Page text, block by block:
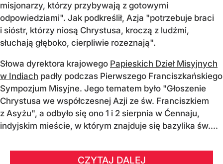
misjonarzy, którzy przybywają z gotowymi
odpowiedziami". Jak podkreślił, Azja "potrzebuje braci
i sióstr, którzy niosą Chrystusa, kroczą z ludźmi,
słuchają głęboko, cierpliwie rozeznają".
Słowa dyrektora krajowego Papieskich Dzieł Misyjnych
w Indiach padły podczas Pierwszego Franciszkańskiego
Sympozjum Misyjne. Jego tematem było "Głoszenie
Chrystusa we współczesnej Azji ze św. Franciszkiem
z Asyżu", a odbyło się ono 1 i 2 sierpnia w Ćennaju,
indyjskim mieście, w którym znajduje się bazylika św....
CZYTAJ DALEJ